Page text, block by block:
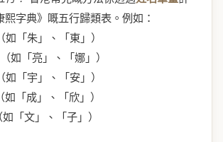
字典》嘅五行歸類表。例如：
如「朱」、「東」）
如「亮」、「娜」）
如「宇」、「安」）
如「成」、「欣」）
「文」、「子」）